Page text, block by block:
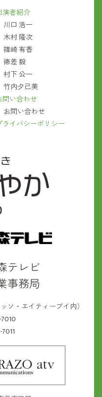
テレビ
事務局
ソ・エイティーブイ内）
演者紹介
川口 浩一
木村 隆次
篠崎 有香
徳差 毅
村下 公一
竹内夕己美
問い合わせ
お問い合わせ
ライバシーポリシー